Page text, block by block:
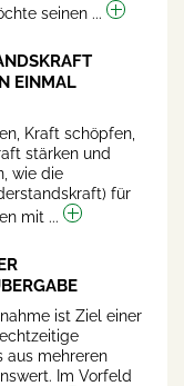
seinen ...
EINMAL
Kraft schöpfen,
stärken und
wie die
für
mit ...
ist Ziel einer
aus mehreren
Im Vorfeld